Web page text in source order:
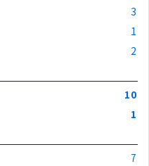
3
1
2
10
1
7